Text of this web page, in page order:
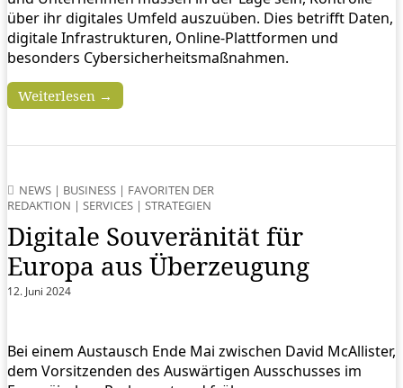
über ihr digitales Umfeld auszuüben. Dies betrifft Daten,
digitale Infrastrukturen, Online-Plattformen und
besonders Cybersicherheitsmaßnahmen.
Weiterlesen →
NEWS | BUSINESS | FAVORITEN DER
REDAKTION | SERVICES | STRATEGIEN
Digitale Souveränität für
Europa aus Überzeugung
12. Juni 2024
Bei einem Austausch Ende Mai zwischen David McAllister,
dem Vorsitzenden des Auswärtigen Ausschusses im